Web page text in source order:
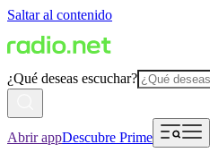
Saltar al contenido
¿Qué deseas escuchar?
Abrir appDescubre Prime